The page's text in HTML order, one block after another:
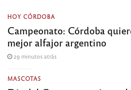
HOY CÓRDOBA
Campeonato: Córdoba
mejor alfajor argentino
29 minutos atrás
MASCOTAS